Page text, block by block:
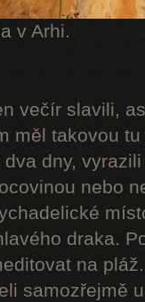
v Arhi.
večír slavili,
měl takovou
dny,
nebo
draka.
na
samozřejmě